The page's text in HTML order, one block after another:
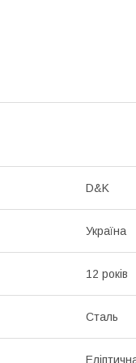
D&K
Україна
12 років
Сталь